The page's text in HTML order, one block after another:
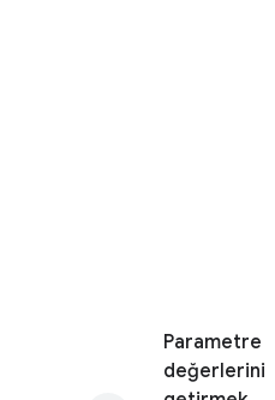
Parametre
değerlerini